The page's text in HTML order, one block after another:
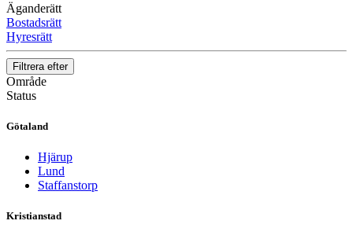
Äganderätt
Bostadsrätt
Hyresrätt
Filtrera efter
Område
Status
Götaland
Hjärup
Lund
Staffanstorp
Kristianstad